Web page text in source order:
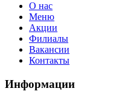
О нас
Меню
Акции
Филиалы
Вакансии
Контакты
Информации